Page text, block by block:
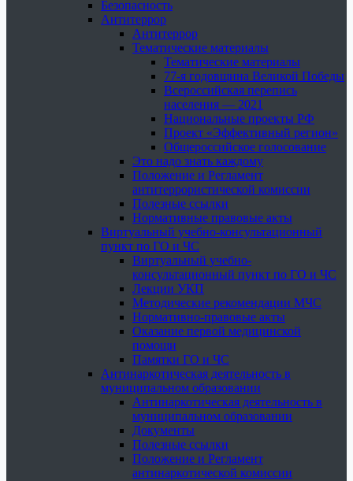
Безопасность
Антитеррор
Антитеррор
Тематические материалы
Тематические материалы
77-я годовщина Великой Победы
Всероссийская перепись
населения — 2021
Национальные проекты РФ
Проект «Эффективный регион»
Общероссийское голосование
Это надо знать каждому
Положение и Регламент
антитеррористической комиссии
Полезные ссылки
Нормативные правовые акты
Виртуальный учебно-консультационный
пункт по ГО и ЧС
Виртуальный учебно-
консультационный пункт по ГО и ЧС
Лекции УКП
Методические рекомендации МЧС
Нормативно-правовые акты
Оказание первой медицинской
помощи
Памятки ГО и ЧС
Антинаркотическая деятельность в
муниципальном образовании
Антинаркотическая деятельность в
муниципальном образовании
Документы
Полезные ссылки
Положение и Регламент
антинаркотической комиссии